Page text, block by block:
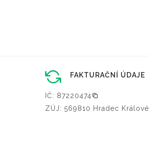
FAKTURAČNÍ ÚDAJE
IČ: 87220474
ZÚJ: 569810 Hradec Králové